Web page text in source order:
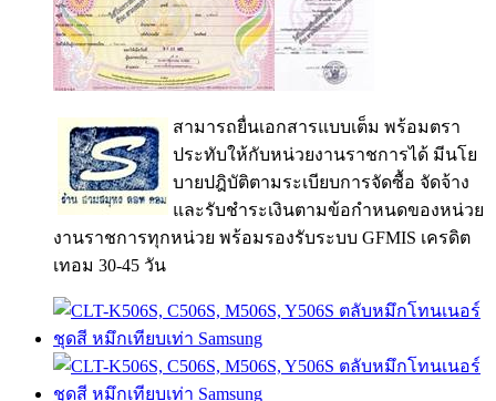
สามารถยื่นเอกสารแบบเต็ม พร้อมตรา
ประทับให้กับหน่วยงานราชการได้ มีนโย
บายปฎิบัติตามระเบียบการจัดซื้อ จัดจ้าง
และรับชำระเงินตามข้อกำหนดของหน่วย
งานราชการทุกหน่วย พร้อมรองรับระบบ GFMIS เครดิต
เทอม 30-45 วัน